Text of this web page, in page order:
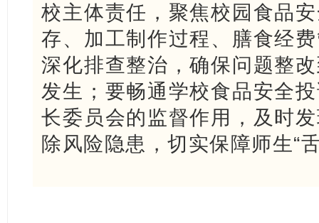
校主体责任，聚焦校园食品
存、加工制作过程、膳食经
深化排查整治，确保问题整
发生；要畅通学校食品安全
长委员会的监督作用，及时
除风险隐患，切实保障师生“